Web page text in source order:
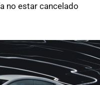
no estar cancelado